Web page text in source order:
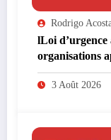
Rodrigo
lLoi
organisations
3 Août 2026